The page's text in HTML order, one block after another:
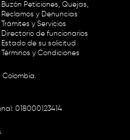
Buzón Peticiones, Quejas,
Reclamos y Denuncias
Trámites y Servicios
Directorio de funcionarios
Estado de su solicitud
Términos y Condiciones
Colombia.
018000123414